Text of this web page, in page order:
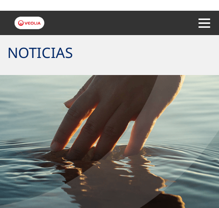
NOTICIAS